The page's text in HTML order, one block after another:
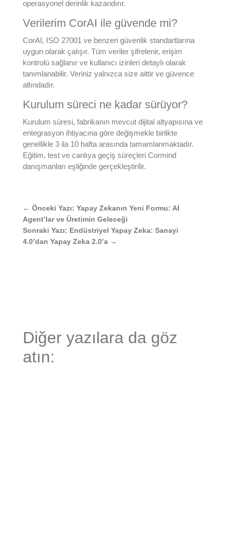
operasyonel derinlik kazandırır.
Verilerim CorAI ile güvende mi?
CorAI, ISO 27001 ve benzeri güvenlik standartlarına
uygun olarak çalışır. Tüm veriler şifrelenir, erişim
kontrolü sağlanır ve kullanıcı izinleri detaylı olarak
tanımlanabilir. Veriniz yalnızca size aittir ve güvence
altındadır.
Kurulum süreci ne kadar sürüyor?
Kurulum süresi, fabrikanın mevcut dijital altyapısına ve
entegrasyon ihtiyacına göre değişmekle birlikte
genellikle 3 ila 10 hafta arasında tamamlanmaktadır.
Eğitim, test ve canlıya geçiş süreçleri Cormind
danışmanları eşliğinde gerçekleştirilir.
← Önceki Yazı: Yapay Zekanın Yeni Formu: AI
Agent’lar ve Üretimin Geleceği
Sonraki Yazı: Endüstriyel Yapay Zeka: Sanayi
4.0’dan Yapay Zeka 2.0’a→
Diğer yazılara da göz
atın: